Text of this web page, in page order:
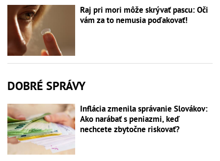
Raj pri mori môže skrývať pascu: Oči
vám za to nemusia poďakovať!
DOBRÉ SPRÁVY
Inflácia zmenila správanie Slovákov:
Ako narábať s peniazmi, keď
nechcete zbytočne riskovať?